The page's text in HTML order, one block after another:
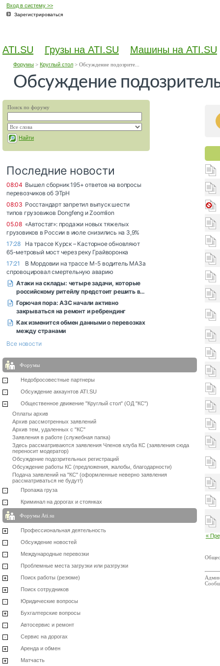
Вход в систему >>
Зарегистрироваться
ATI.SU Грузы на ATI.SU Машины на ATI.SU
Обсуждение
Форумы > Круглый стол > Обсуждение подозрите...
Поиск по форуму
Найти
Форумы
Недобросовестные партнеры
Обсуждение аккаунтов ATI.SU
Общественное движение "Круглый стол" (ОД "КС")
Оплаты архив
Архив рассмотренных заявлений
Архив тем, удаленных с "КС"
Заявления в работе (служебная папка)
Здесь рассматриваются заявления Членов клуба КС (заявления сюда
переносит модератор)
Обсуждение подозрительных регистраций
Обсуждение работы КС (предложения, жалобы, благодарности)
Подача заявлений на "КС" (оформленные неверно заявления
рассматриваться не будут!)
Пропажа груза
Криминал на дорогах и стоянках
Форумы Ati.su
Профессиональная деятельность
Обсуждение новостей
Международные перевозки
Проблемные места загрузки или разгрузки
Поиск работы (резюме)
Поиск сотрудников
Юридические вопросы
Бухгалтерские вопросы
Автосервис и ремонт
Сервис на дорогах
Аренда и обмен
Матчасть
«